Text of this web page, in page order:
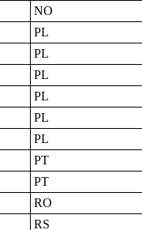
NO
PL
PL
PL
PL
PL
PL
PT
PT
RO
RS